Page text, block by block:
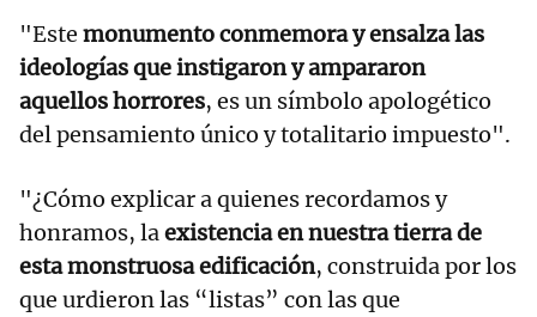
"Este monumento conmemora y ensalza las
ideologías que instigaron y ampararon
aquellos horrores, es un símbolo apologético
del pensamiento único y totalitario impuesto".
"¿Cómo explicar a quienes recordamos y
honramos, laexistencia en nuestra tierra de
esta monstruosa edificación, construida por los
que urdieron las “listas” con las que